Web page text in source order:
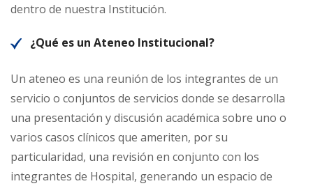
dentro de nuestra Institución.
¿Qué es un Ateneo Institucional?
Un ateneo es una reunión de los integrantes de un
servicio o conjuntos de servicios donde se desarrolla
una presentación y discusión académica sobre uno o
varios casos clínicos que ameriten, por su
particularidad, una revisión en conjunto con los
integrantes de Hospital, generando un espacio de